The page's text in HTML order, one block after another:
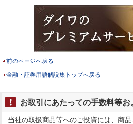
前のページへ戻る
金融・証券用語解説集トップへ戻る
お取引にあたっての手数料等お
当社の取扱商品等へのご投資には、商